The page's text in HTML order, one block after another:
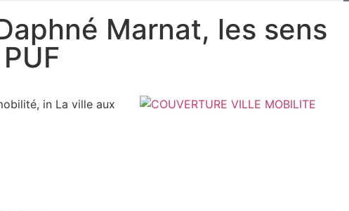
Marnat, les sens
in La ville aux